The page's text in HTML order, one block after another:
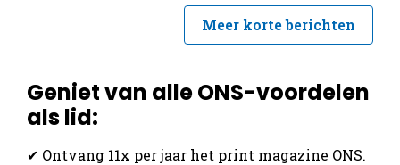
Meer korte berichten
Geniet van alle ONS-voordelen
als lid:
✔ Ontvang 11x per jaar het print magazine ONS.